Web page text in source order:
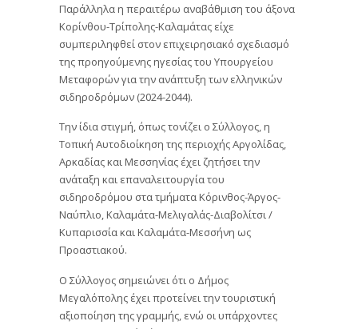
Παράλληλα η περαιτέρω αναβάθμιση του άξονα
Κορίνθου-Τρίπολης-Καλαμάτας είχε
συμπεριληφθεί στον επιχειρησιακό σχεδιασμό
της προηγούμενης ηγεσίας του Υπουργείου
Μεταφορών για την ανάπτυξη των ελληνικών
σιδηροδρόμων (2024-2044).
Την ίδια στιγμή, όπως τονίζει ο Σύλλογος, η
Τοπική Αυτοδιοίκηση της περιοχής Αργολίδας,
Αρκαδίας και Μεσσηνίας έχει ζητήσει την
ανάταξη και επαναλειτουργία του
σιδηροδρόμου στα τμήματα Κόρινθος-Άργος-
Ναύπλιο, Καλαμάτα-Μελιγαλάς-Διαβολίτσι /
Κυπαρισσία και Καλαμάτα-Μεσσήνη ως
Προαστιακού.
Ο Σύλλογος σημειώνει ότι ο Δήμος
Μεγαλόπολης έχει προτείνει την τουριστική
αξιοποίηση της γραμμής, ενώ οι υπάρχοντες